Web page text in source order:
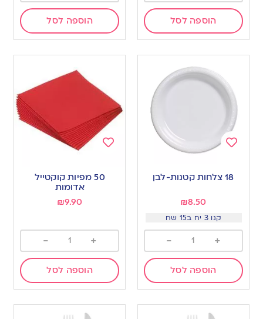
הוספה לסל הוספה לסל
wishlist
18 צלחות קטנות-לבן
₪8.50
קנו 3 יח ב15 שח
+
-
הוספה לסל
wishlist
50 מפיות קוקטייל
אדומות
₪9.90
+
-
הוספה לסל